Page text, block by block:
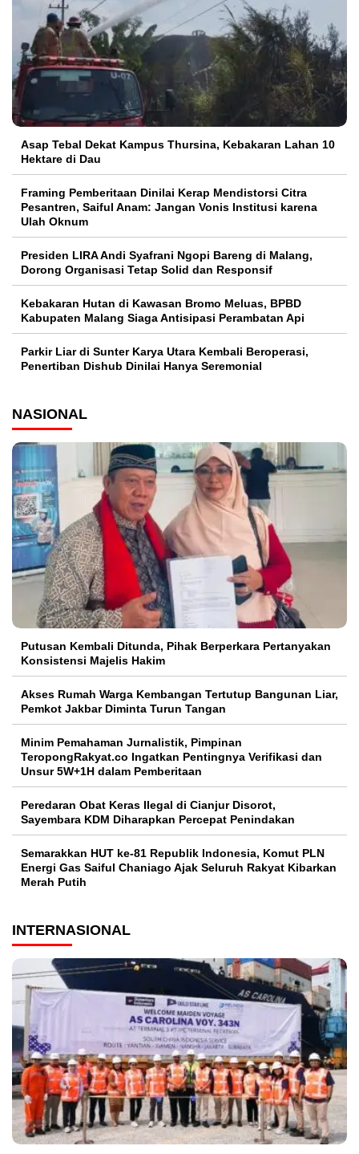
Asap Tebal Dekat Kampus Thursina, Kebakaran Lahan 10
Hektare di Dau
Framing Pemberitaan Dinilai Kerap Mendistorsi Citra
Pesantren, Saiful Anam: Jangan Vonis Institusi karena
Ulah Oknum
Presiden LIRA Andi Syafrani Ngopi Bareng di Malang,
Dorong Organisasi Tetap Solid dan Responsif
Kebakaran Hutan di Kawasan Bromo Meluas, BPBD
Kabupaten Malang Siaga Antisipasi Perambatan Api
Parkir Liar di Sunter Karya Utara Kembali Beroperasi,
Penertiban Dishub Dinilai Hanya Seremonial
NASIONAL
Putusan Kembali Ditunda, Pihak Berperkara Pertanyakan
Konsistensi Majelis Hakim
Akses Rumah Warga Kembangan Tertutup Bangunan Liar,
Pemkot Jakbar Diminta Turun Tangan
Minim Pemahaman Jurnalistik, Pimpinan
TeropongRakyat.co Ingatkan Pentingnya Verifikasi dan
Unsur 5W+1H dalam Pemberitaan
Peredaran Obat Keras Ilegal di Cianjur Disorot,
Sayembara KDM Diharapkan Percepat Penindakan
Semarakkan HUT ke-81 Republik Indonesia, Komut PLN
Energi Gas Saiful Chaniago Ajak Seluruh Rakyat Kibarkan
Merah Putih
INTERNASIONAL